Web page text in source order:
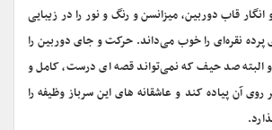
قاب دوربین، میزانسن و رنگ و نور را در زیبایی
نقره‌ای را خوب می‌داند. حرکت و جای دوربین را
البته صد حیف که نمی‌تواند قصه ای درست، کامل و
روی آن پیاده کند و عاشقانه های این سرباز وظیفه را